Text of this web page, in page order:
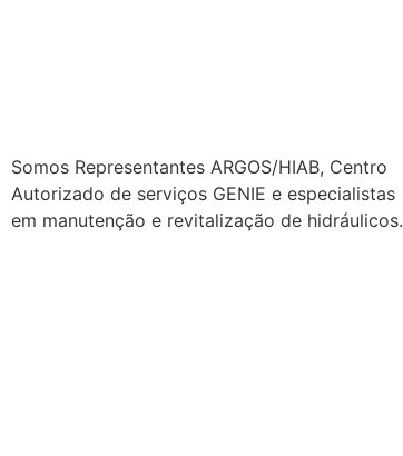
Somos Representantes ARGOS/HIAB, Centro
Autorizado de serviços GENIE e especialistas
em manutenção e revitalização de hidráulicos.